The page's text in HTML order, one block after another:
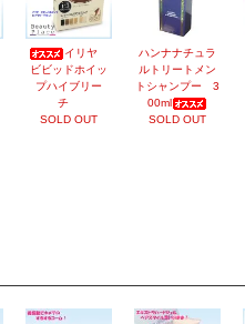
イリヤ
ビビッドホイッ
プハイブリー
チ
SOLD OUT
ハンナナチュラ
ルトリートメン
トシャンプー 3
00ml
SOLD OUT